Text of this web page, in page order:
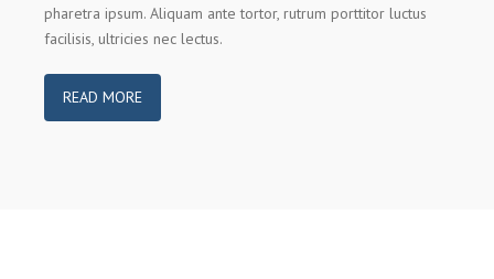
pharetra ipsum. Aliquam ante tortor, rutrum porttitor luctus
facilisis, ultricies nec lectus.
READ MORE